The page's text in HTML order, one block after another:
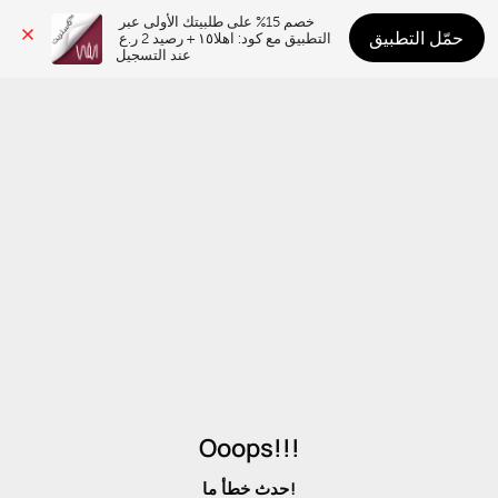
عند التسجيل
حمّل التطبيق
Ooops!!!
حدث خطأ ما!